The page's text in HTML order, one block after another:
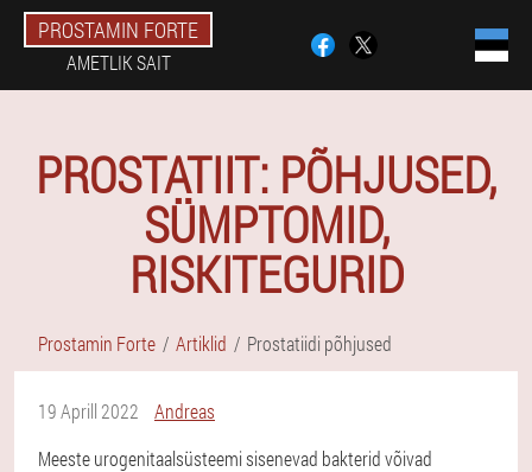
PROSTAMIN FORTE
AMETLIK SAIT
PROSTATIIT: PÕHJUSED,
SÜMPTOMID,
RISKITEGURID
Prostamin Forte Artiklid Prostatiidi põhjused
19 Aprill 2022
Andreas
Meeste urogenitaalsüsteemi sisenevad bakterid võivad